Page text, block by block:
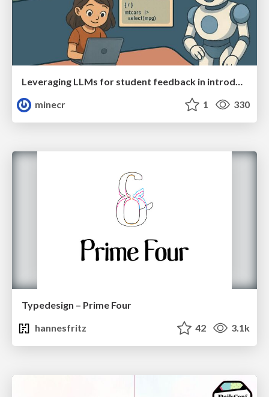
Leveraging LLMs for student feedback in introductory data science courses - posit::conf(2025)
minecr
1 330
Typedesign – Prime Four
hannesfritz
42 3.1k